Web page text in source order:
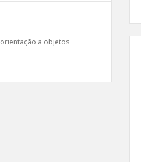
orientação a objetos